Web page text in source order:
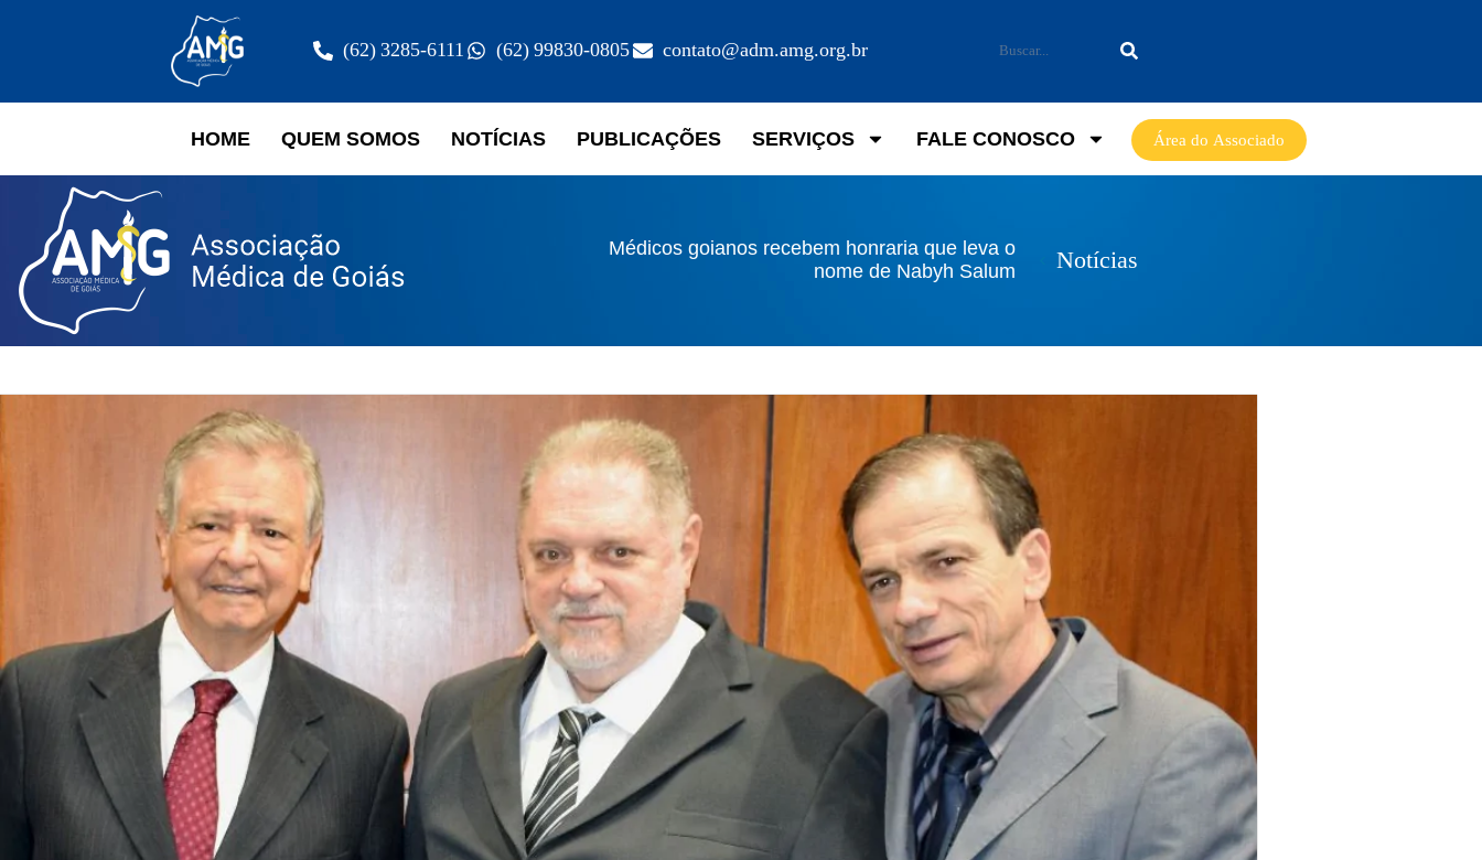
(62) 3285-6111 (62) 99830-0805 contato@adm.amg.org.br
HOME QUEM SOMOS NOTÍCIAS PUBLICAÇÕES SERVIÇOS FALE CONOSCO Área do Associado
Médicos goianos recebem honraria que leva o
nome de Nabyh Salum
Notícias